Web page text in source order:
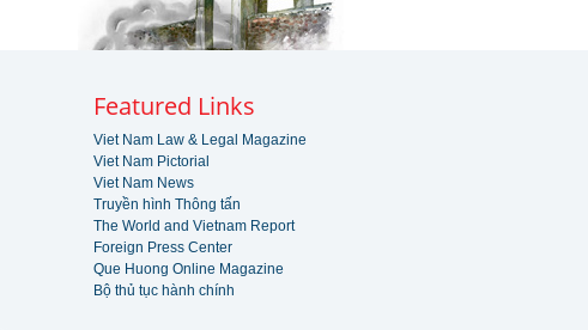
Featured Links
Viet Nam Law & Legal Magazine
Viet Nam Pictorial
Viet Nam News
Truyền hình Thông tấn
The World and Vietnam Report
Foreign Press Center
Que Huong Online Magazine
Bộ thủ tục hành chính